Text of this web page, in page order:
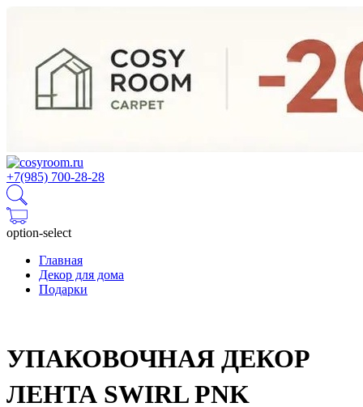
+7(985) 700-28-28
option-select
Главная
Декор для дома
Подарки
УПАКОВОЧНАЯ ДЕКОР
ЛЕНТА SWIRL PNK